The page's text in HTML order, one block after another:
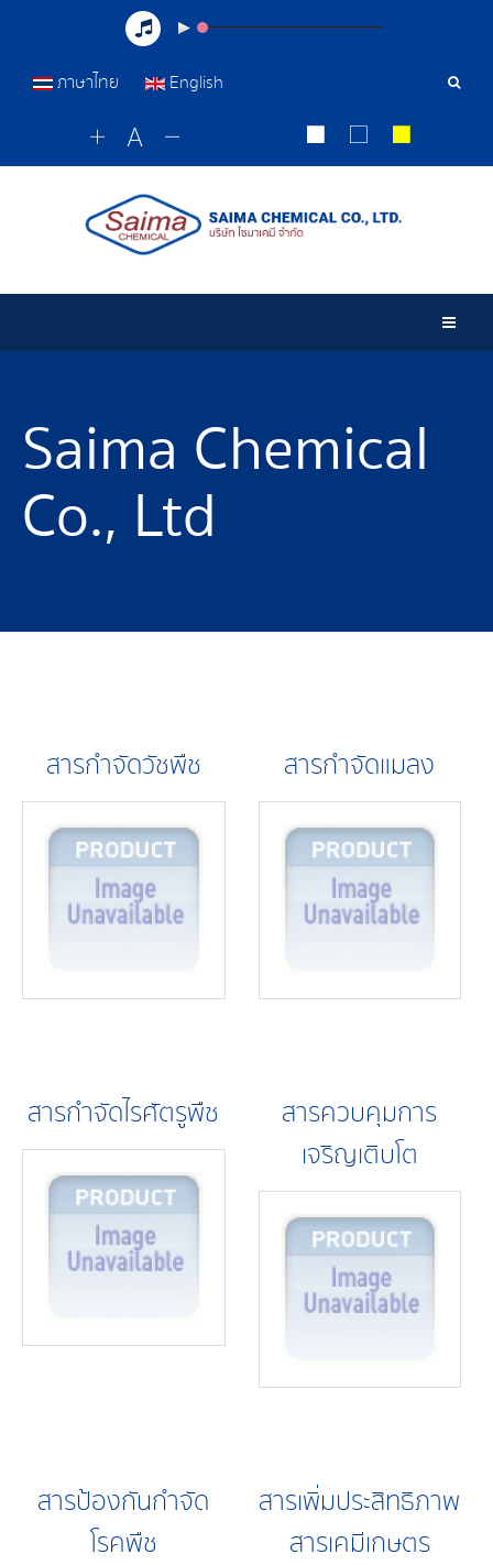
ภาษาไทย English
Saima Chemical
Co., Ltd
สารกำจัดวัชพืช สารกำจัดแมลง
สารกำจัดไรศัตรูพืช
สารควบคุมการ
เจริญเติบโต
สารป้องกันกำจัด
โรคพืช
สารเพิ่มประสิทธิภาพ
สารเคมีเกษตร